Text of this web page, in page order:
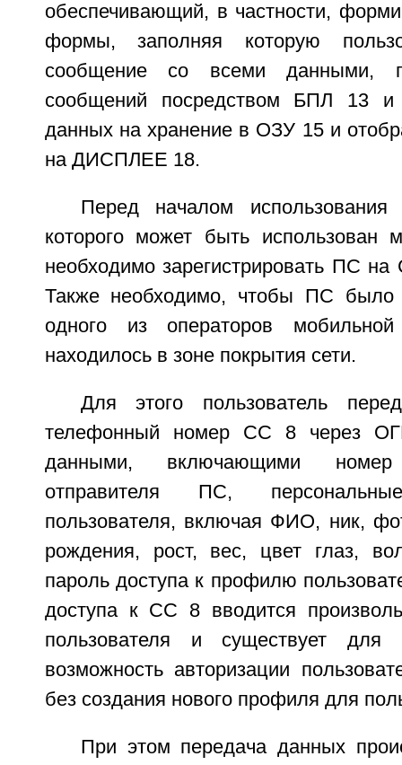
обеспечивающий, в частности,
формы, заполняя которую
сообщение со всеми данными,
сообщений посредством БПЛ 13
данных на хранение в ОЗУ 15 и
на ДИСПЛЕЕ 18.
Перед началом
которого может быть использован
необходимо зарегистрировать ПС
Также необходимо, чтобы ПС было
одного из операторов
находилось в зоне покрытия сети.
Для этого пользователь
телефонный номер СС 8 через
данными, включающими
отправителя ПС,
пользователя, включая ФИО, ник,
рождения, рост, вес, цвет глаз,
пароль доступа к профилю
доступа к СС 8 вводится
пользователя и существует
возможность авторизации
без создания нового профиля для
При этом передача данных